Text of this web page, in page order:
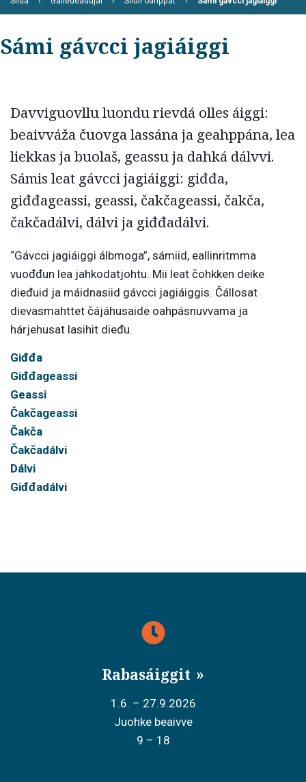
Sámi gávcci jagiáiggi
Davviguovllu luondu rievdá olles áiggi:
beaivváža čuovga lassána ja geahppána, lea
liekkas ja buolaš, geassu ja dahká dálvvi.
Sámis leat gávcci jagiáiggi: giđđa,
giđđageassi, geassi, čakčageassi, čakča,
čakčadálvi, dálvi ja giđđadálvi.
“Gávcci jagiáiggi álbmoga”, sámiid, eallinritmma
vuođđun lea jahkodatjohtu. Mii leat čohkken deike
dieđuid ja máidnasiid gávcci jagiáiggis. Čállosat
dievasmahttet čájáhusaide oahpásnuvvama ja
hárjehusat lasihit dieđu.
Giđđa
Giđđageassi
Geassi
Čakčageassi
Čakča
Čakčadálvi
Dálvi
Giđđadálvi
Rabasáiggit
1.6. – 27.9.2026
Juohke beaivve
9 – 18